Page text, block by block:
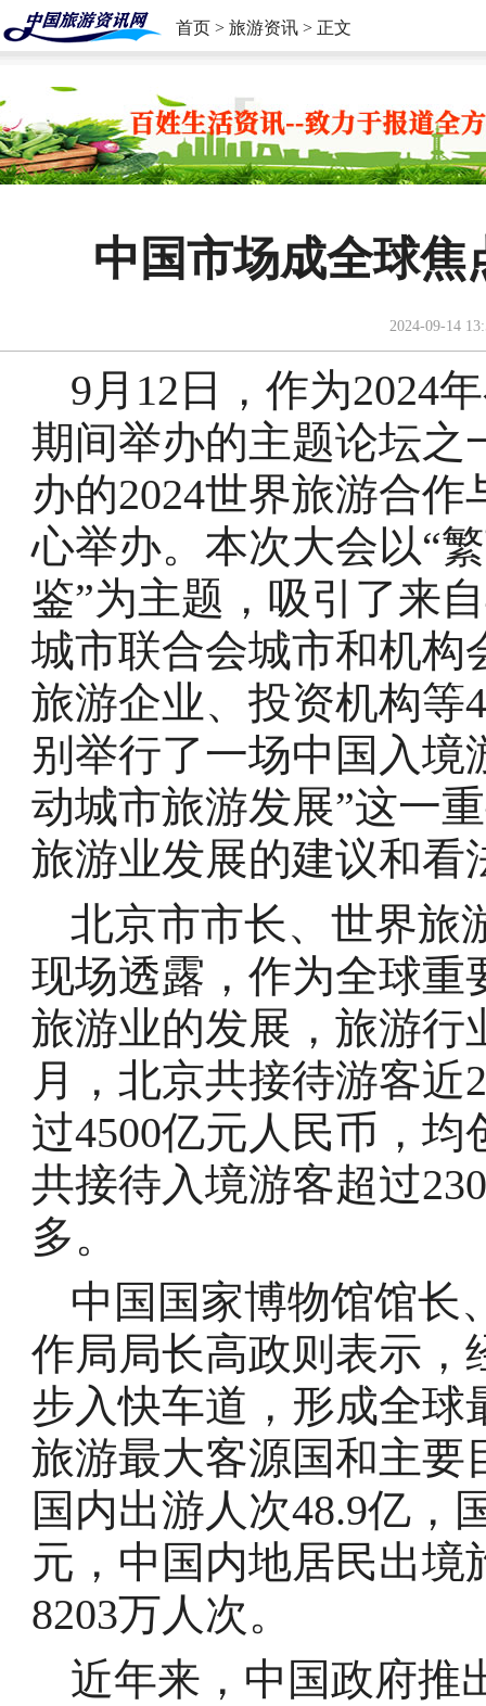
首页 > 旅游资讯 > 正文
中国市场成全球焦
2024-09-14
9月12日，作为2024
期间举办的主题论坛之
办的2024世界旅游合
心举办。本次大会以“
鉴”为主题，吸引了来
城市联合会城市和机构
旅游企业、投资机构等
别举行了一场中国入境
动城市旅游发展”这一
旅游业发展的建议和看
北京市市长、世界旅
现场透露，作为全球重
旅游业的发展，旅游行
月，北京共接待游客近
过4500亿元人民币，
共接待入境游客超过
多。
中国国家博物馆馆长
作局局长高政则表示，
步入快车道，形成全球
旅游最大客源国和主要
国内出游人次48.9亿，
元，中国内地居民出境
8203万人次。
近年来，中国政府推